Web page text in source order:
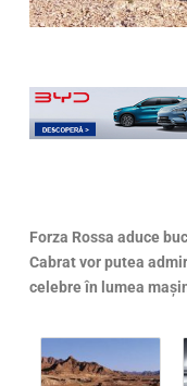
Forza Rossa aduce
Cabrat vor putea
celebre în lumea